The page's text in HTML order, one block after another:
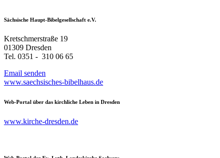
Sächsische Haupt-Bibelgesellschaft e.V.
Kretschmerstraße 19
01309 Dresden
Tel. 0351 - 310 06 65
Email senden
www.saechsisches-bibelhaus.de
Web-Portal über das kirchliche Leben in Dresden
www.kirche-dresden.de